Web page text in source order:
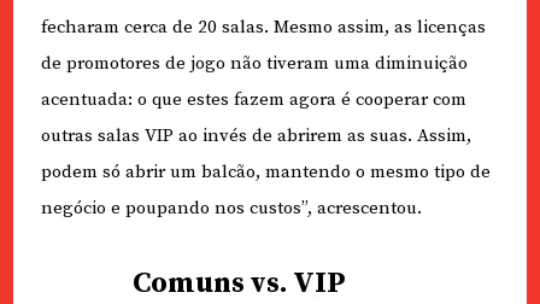
fecharam cerca de 20 salas. Mesmo assim, as licenças
de promotores de jogo não tiveram uma diminuição
acentuada: o que estes fazem agora é cooperar com
outras salas VIP ao invés de abrirem as suas. Assim,
podem só abrir um balcão, mantendo o mesmo tipo de
negócio e poupando nos custos”, acrescentou.
Comuns vs. VIP